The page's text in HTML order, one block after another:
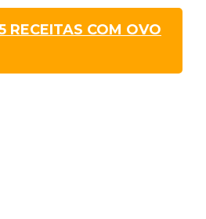
RECEITAS COM OVO